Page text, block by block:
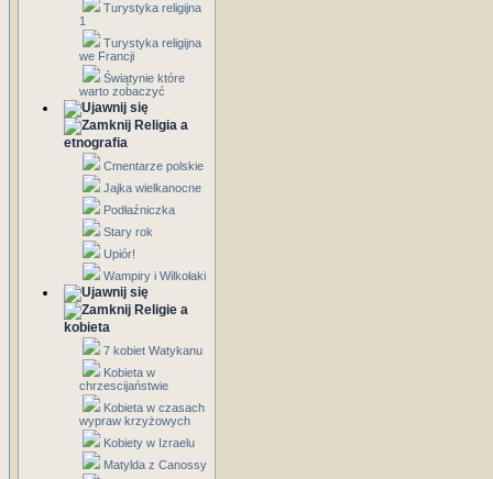
Turystyka religijna
1
Turystyka religijna
we Francji
Świątynie które
warto zobaczyć
Religia a
etnografia
Cmentarze polskie
Jajka wielkanocne
Podłaźniczka
Stary rok
Upiór!
Wampiry i Wilkołaki
Religie a
kobieta
7 kobiet Watykanu
Kobieta w
chrzescijaństwie
Kobieta w czasach
wypraw krzyżowych
Kobiety w Izraelu
Matylda z Canossy